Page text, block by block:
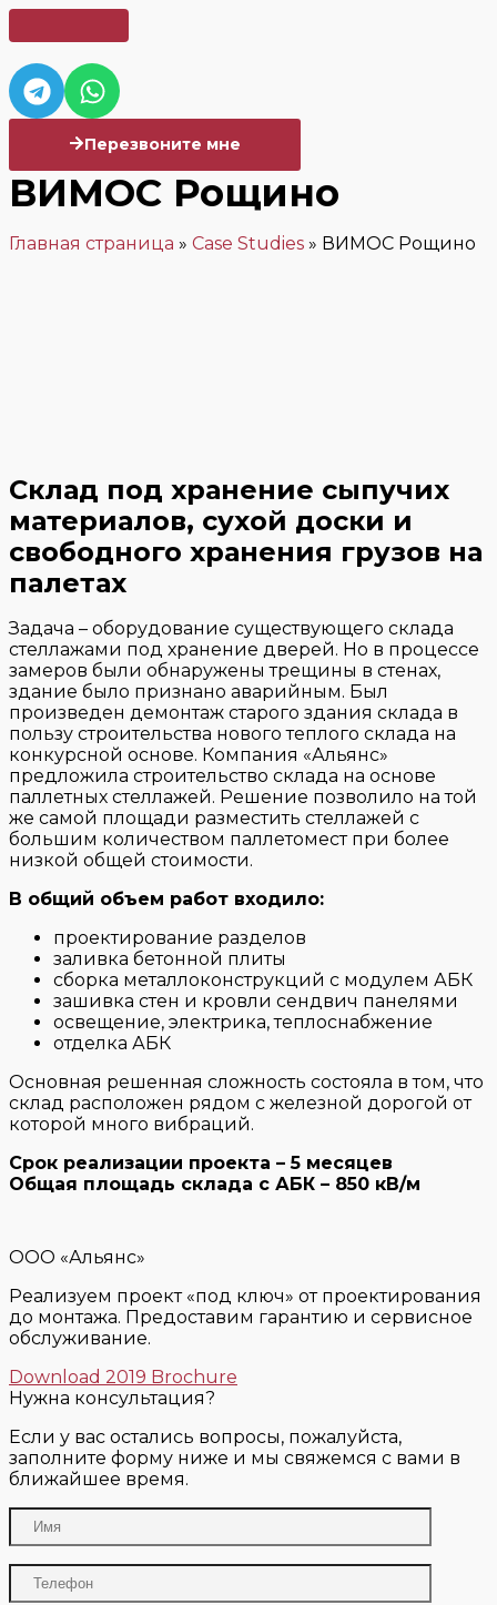
Перезвоните мне
ВИМОС Рощино
Главная страница » Case Studies » ВИМОС Рощино
Склад под хранение сыпучих
материалов, сухой доски и
свободного хранения грузов на
палетах
Задача – оборудование существующего склада
стеллажами под хранение дверей. Но в процессе
замеров были обнаружены трещины в стенах,
здание было признано аварийным. Был
произведен демонтаж старого здания склада в
пользу строительства нового теплого склада на
конкурсной основе. Компания «Альянс»
предложила строительство склада на основе
паллетных стеллажей. Решение позволило на той
же самой площади разместить стеллажей с
большим количеством паллетомест при более
низкой общей стоимости.
В общий объем работ входило:
проектирование разделов
заливка бетонной плиты
сборка металлоконструкций с модулем АБК
зашивка стен и кровли сендвич панелями
освещение, электрика, теплоснабжение
отделка АБК
Основная решенная сложность состояла в том, что
склад расположен рядом с железной дорогой от
которой много вибраций.
Срок реализации проекта – 5 месяцев
Общая площадь склада с АБК – 850 кВ/м
ООО «Альянс»
Реализуем проект «под ключ» от проектирования
до монтажа. Предоставим гарантию и сервисное
обслуживание.
Download 2019 Brochure
Нужна консультация?
Если у вас остались вопросы, пожалуйста,
заполните форму ниже и мы свяжемся с вами в
ближайшее время.